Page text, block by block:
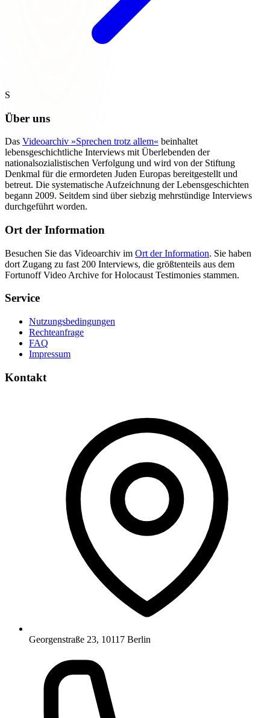
S
Über uns
Das Videoarchiv »Sprechen trotz allem« beinhaltet
lebensgeschichtliche Interviews mit Überlebenden der
nationalsozialistischen Verfolgung und wird von der Stiftung
Denkmal für die ermordeten Juden Europas bereitgestellt und
betreut. Die systematische Aufzeichnung der Lebensgeschichten
begann 2009. Seitdem sind über siebzig mehrstündige Interviews
durchgeführt worden.
Ort der Information
Besuchen Sie das Videoarchiv im Ort der Information. Sie haben
dort Zugang zu fast 200 Interviews, die größtenteils aus dem
Fortunoff Video Archive for Holocaust Testimonies stammen.
Service
Nutzungsbedingungen
Rechteanfrage
FAQ
Impressum
Kontakt
Georgenstraße 23, 10117 Berlin